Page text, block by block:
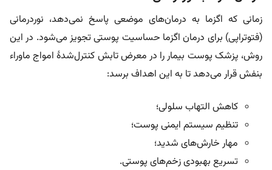
زمانی که اگزما به درمان‌های موضعی پاسخ نمی‌دهد، نوردرمانی
(فتوتراپی) برای درمان اگزما حساسیت پوستی تجویز می‌شود. در این
روش، پزشک پوست بیمار را در معرض تابش کنترل‌شدۀ امواج ماوراء
بنفش قرار می‌دهد تا به این اهداف برسد:
کاهش التهاب سلولی؛
تنظیم سیستم ایمنی پوست؛
مهار خارش‌های شدید؛
تسریع بهبودی زخم‌های پوستی.